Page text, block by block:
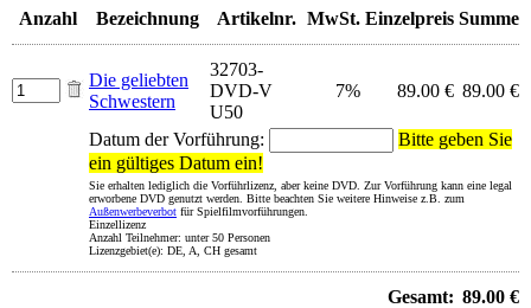
Anzahl Bezeichnung Artikelnr. MwSt. Einzelpreis Summe
Die geliebten
Schwestern
32703-
DVD-V
U50
7% 89.00 € 89.00 €
Datum der Vorführung:
Bitte geben Sie
ein gültiges Datum ein!
Sie erhalten lediglich die Vorführlizenz, aber keine DVD. Zur Vorführung kann eine legal
erworbene DVD genutzt werden. Bitte beachten Sie weitere Hinweise z.B. zum
Außenwerbeverbot für Spielfilmvorführungen.
Einzellizenz
Anzahl Teilnehmer: unter 50 Personen
Lizenzgebiet(e): DE, A, CH gesamt
Gesamt: 89.00 €